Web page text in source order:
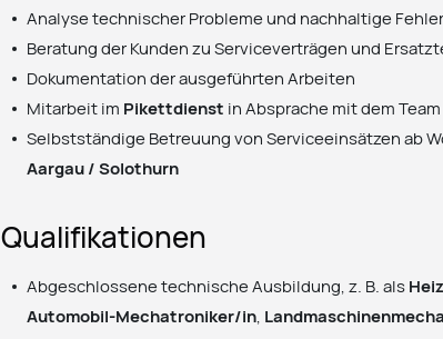
Analyse technischer Probleme und nachhaltige
Beratung der Kunden zu Serviceverträgen und
Dokumentation der ausgeführten Arbeiten
Mitarbeit im Pikettdienst in Absprache mit dem Team
Selbstständige Betreuung von Serviceeinsätzen ab
Aargau / Solothurn
Qualifikationen
Abgeschlossene technische Ausbildung, z. B. als
Automobil-Mechatroniker/in,